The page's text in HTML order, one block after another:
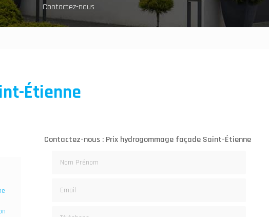
Contactez-nous
Étienne
Contactez-nous : Prix hydrogommage façade Saint-Étienne